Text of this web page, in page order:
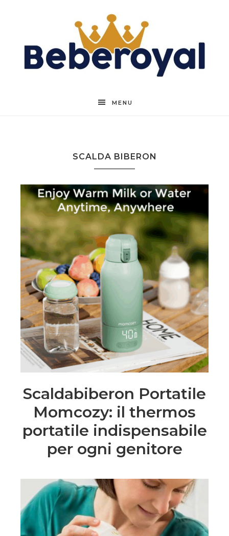
Beberoyal
MENU
SCALDA BIBERON
Scaldabiberon Portatile
Momcozy: il thermos
portatile indispensabile
per ogni genitore